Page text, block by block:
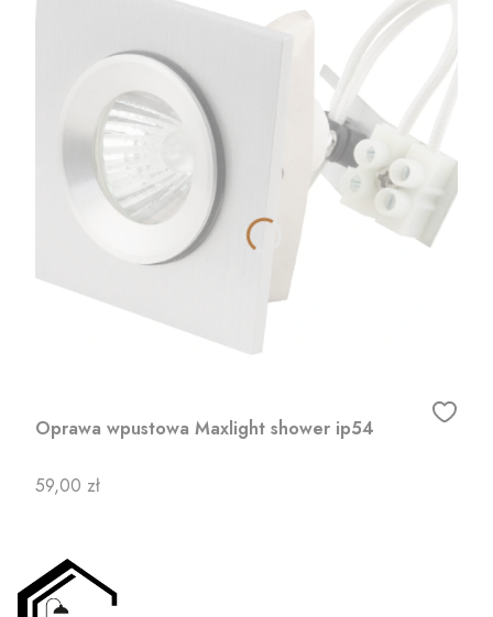
Oprawa wpustowa Maxlight shower ip54
Cena
59,00 zł